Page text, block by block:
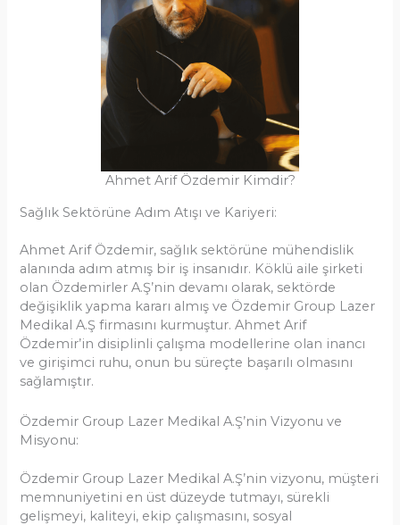
Ahmet Arif Özdemir Kimdir?
Sağlık Sektörüne Adım Atışı ve Kariyeri:
Ahmet Arif Özdemir, sağlık sektörüne mühendislik
alanında adım atmış bir iş insanıdır. Köklü aile şirketi
olan Özdemirler A.Ş’nin devamı olarak, sektörde
değişiklik yapma kararı almış ve Özdemir Group Lazer
Medikal A.Ş firmasını kurmuştur. Ahmet Arif
Özdemir’in disiplinli çalışma modellerine olan inancı
ve girişimci ruhu, onun bu süreçte başarılı olmasını
sağlamıştır.
Özdemir Group Lazer Medikal A.Ş’nin Vizyonu ve
Misyonu:
Özdemir Group Lazer Medikal A.Ş’nin vizyonu, müşteri
memnuniyetini en üst düzeyde tutmayı, sürekli
gelişmeyi, kaliteyi, ekip çalışmasını, sosyal